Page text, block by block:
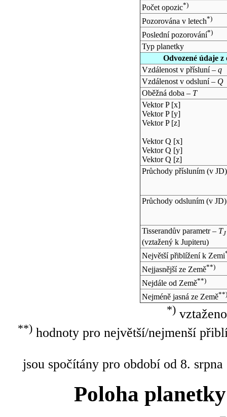
Počet opozic*)
Pozorována v letech*)
Poslední pozorování*)
Typ planetky
Odvozené údaje
Vzdálenost v přísluní – q
Vzdálenost v odsluní – Q
Oběžná doba – T
Vektor P [x]
Vektor P [y]
Vektor P [z]
Vektor Q [x]
Vektor Q [y]
Vektor Q [z]
Průchody přísluním (v JD)
Průchody odsluním (v JD)
Tisserandův parametr – TJ
(vztažený k Jupiteru)
Největší přiblížení k Zemi
Nejjasnější ze Země**)
Nejdále od Země**)
Nejméně jasná ze Země**)
*)
**)hodnoty pro největší/nejmenší
jsou spočítány pro období od 8.
Poloha